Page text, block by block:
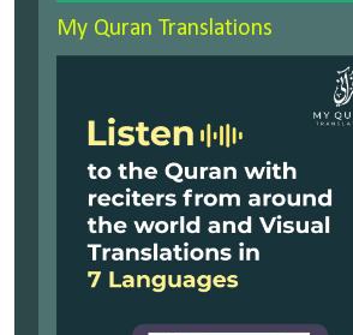
My Quran Translations